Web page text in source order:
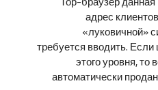
адрес
«луковичной»
требуется вводить.
этого уровня,
автоматически